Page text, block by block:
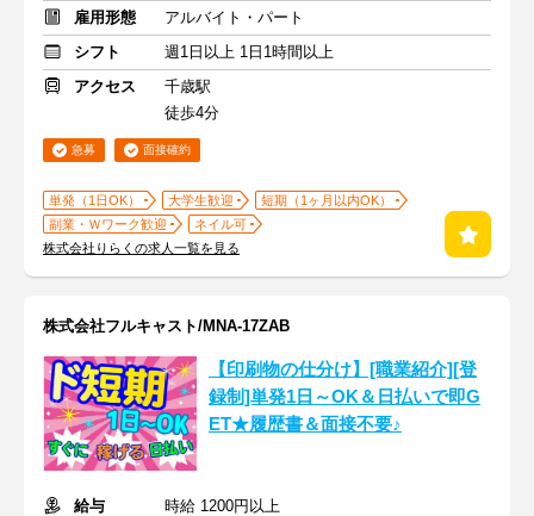
雇用形態
アルバイト・パート
シフト
週1日以上 1日1時間以上
アクセス
千歳駅
徒歩4分
急募 面接確約
単発（1日OK） 大学生歓迎
短期（1ヶ月以内OK）
副業・Ｗワーク歓迎
ネイル可
株式会社りらくの求人一覧を見る
株式会社フルキャスト/MNA-17ZAB
【印刷物の仕分け】[職業紹介][登
録制]単発1日～OK＆日払いで即G
ET★履歴書＆面接不要♪
給与
時給 1200円以上